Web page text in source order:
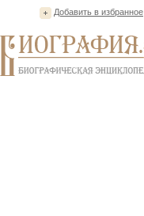
Добавить в избранное